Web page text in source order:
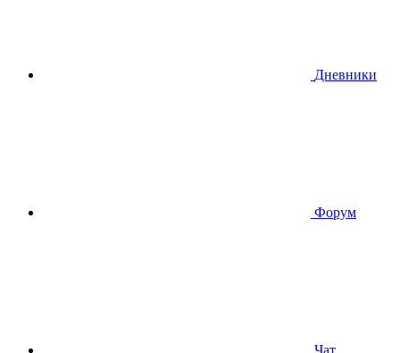
Дневники
Форум